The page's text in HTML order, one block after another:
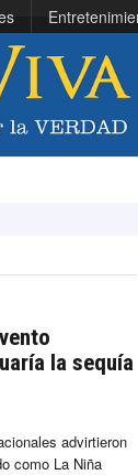
la sequía
advirtieron
como La Niña